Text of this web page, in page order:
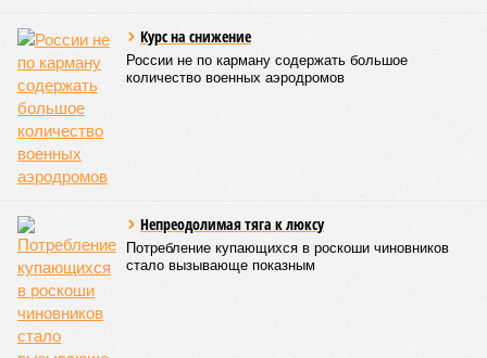
без поддержки старших партнёров по войне против
России,– поясняет политологДмитрий Евстафьев.
свете теракта в Москве продолжение функционирования
в России британского, германского, итальянского
посольства, а возможно, и пары других явно выглядит
излишним. Значит, надо лишить террористов баз
тыловой поддержки под дипломатическим прикрытием.
А вот за трагедию Геленджика надо отомстить,
справедливо полагает Евстафьев.«Просто нельзя не
отомстить. Максимально жестоко. Не жёстко, а именно
жестоко. Но умно. Надо уничтожить все активы
западников, до которых дотянется наша рука. Невзирая
на все обязательства, договорнячки, шахер-махеры. Мы